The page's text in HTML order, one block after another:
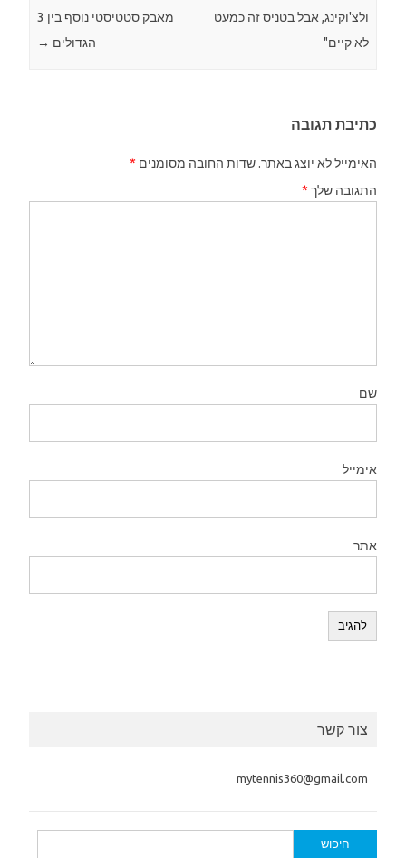
ולצ'וקינג, אבל בטניס זה כמעט
לא קיים"
מאבק סטטיסטי נוסף בין 3
הגדולים →
כתיבת תגובה
האימייל לא יוצג באתר.שדות החובה מסומנים *
התגובה שלך *
שם
אימייל
אתר
צור קשר
mytennis360@gmail.com
חיפוש: